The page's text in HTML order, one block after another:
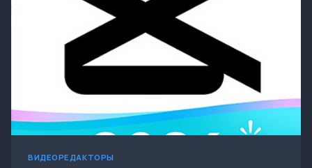
ВИДЕОРЕДАКТОРЫ